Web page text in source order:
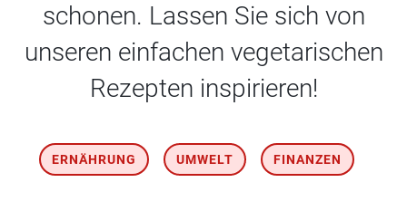
schonen. Lassen Sie sich von
unseren einfachen vegetarischen
Rezepten inspirieren!
ERNÄHRUNG UMWELT FINANZEN